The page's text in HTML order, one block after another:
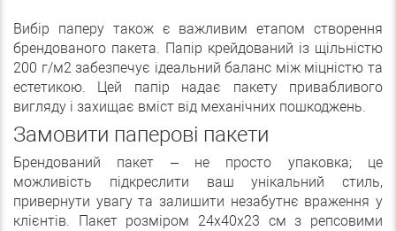
Вибір паперу також є важливим етапом створення
брендованого пакета. Папір крейдований із щільністю
200 г/м2 забезпечує ідеальний баланс між міцністю та
естетикою. Цей папір надає пакету привабливого
вигляду і захищає вміст від механічних пошкоджень.
Замовити паперові пакети
Брендований пакет – не просто упаковка; це
можливість підкреслити ваш унікальний стиль,
привернути увагу та залишити незабутнє враження у
клієнтів. Пакет розміром 24х40х23 см з репсовими